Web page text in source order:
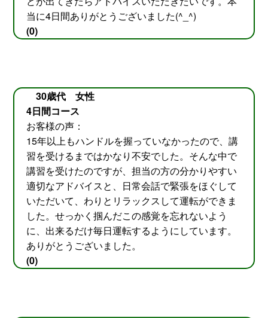
当に4日間ありがとうございました(^_^)
(0)
30歳代 女性
4日間コース
お客様の声：
15年以上もハンドルを握っていなかったので、講
習を受けるまではかなり不安でした。そんな中で
講習を受けたのですが、担当の方の分かりやすい
適切なアドバイスと、日常会話で緊張をほぐして
いただいて、わりとリラックスして運転ができま
した。せっかく掴んだこの感覚を忘れないよう
に、出来るだけ毎日運転するようにしています。
ありがとうございました。
(0)